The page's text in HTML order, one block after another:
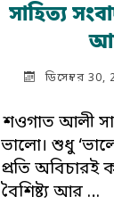
সাহিত্য
ডিসেম্বর 30,
শওগাত আলী
ভালো। শুধু
প্রতি অবিচারই
বৈশিষ্ট্য আর …